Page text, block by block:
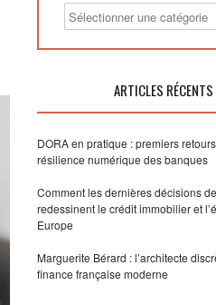
ARTICLES RÉCENTS
DORA en pratique : premiers
résilience numérique des banques
Comment les dernières décisions
redessinent le crédit immobilier et
Europe
Marguerite Bérard : l’architecte
finance française moderne